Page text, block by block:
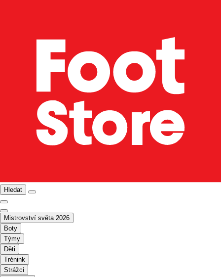
Hledat
Mistrovství světa 2026
Boty
Týmy
Děti
Trénink
Strážci